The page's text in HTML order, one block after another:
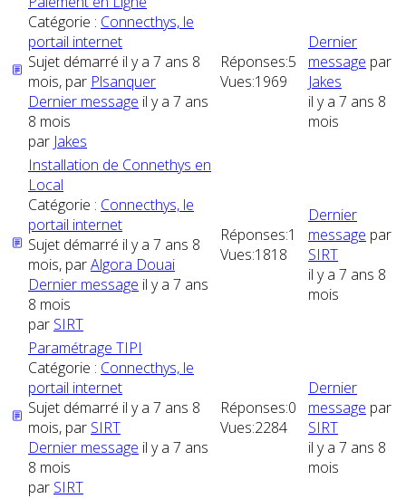
Catégorie : Connecthys, le
portail internet
Sujet démarré il y a 7 ans 8
mois, par Plsanquer
Dernier message il y a 7 ans
8 mois
par Jakes
Réponses:5
Vues:1969
Dernier
message par
Jakes
il y a 7 ans 8
mois
Installation de Connethys en
Local
Catégorie : Connecthys, le
portail internet
Sujet démarré il y a 7 ans 8
mois, parAlgora Douai
Dernier message il y a 7 ans
8 mois
par SIRT
Réponses:1
Vues:1818
Dernier
message par
SIRT
il y a 7 ans 8
mois
Paramétrage TIPI
Catégorie : Connecthys, le
portail internet
Sujet démarré il y a 7 ans 8
mois, par SIRT
Dernier message il y a 7 ans
8 mois
par SIRT
Réponses:0
Vues:2284
Dernier
message par
SIRT
il y a 7 ans 8
mois